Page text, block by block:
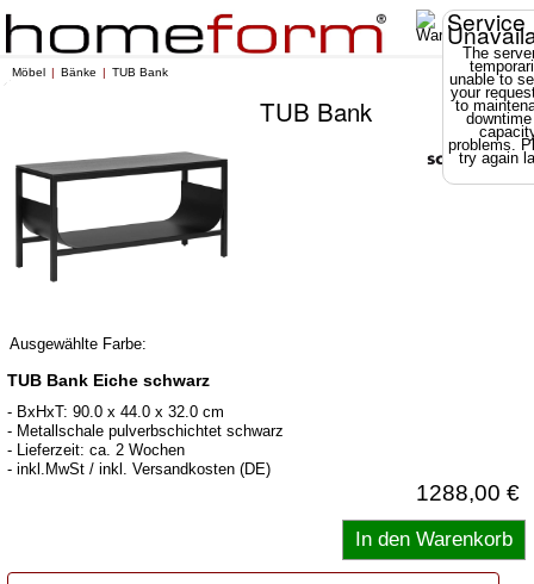
Service
The
unable to
your
to
problems.
try again
Möbel Bänke TUB Bank
TUB Bank
Ausgewählte Farbe:
TUB Bank Eiche schwarz
- BxHxT: 90.0 x 44.0 x 32.0 cm
- Metallschale pulverbschichtet schwarz
- Lieferzeit: ca. 2 Wochen
- inkl.MwSt / inkl. Versandkosten (DE)
1288,00 €